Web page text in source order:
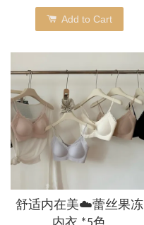
Add to Cart
舒适内在美☁️蕾丝果冻